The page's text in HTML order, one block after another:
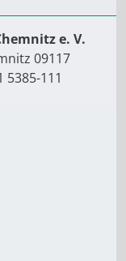
e. V.
09117
5385-111